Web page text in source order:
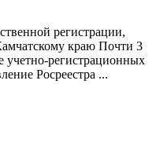
регистрации,
краю Почти 3
учетно-регистрационных
Росреестра ...